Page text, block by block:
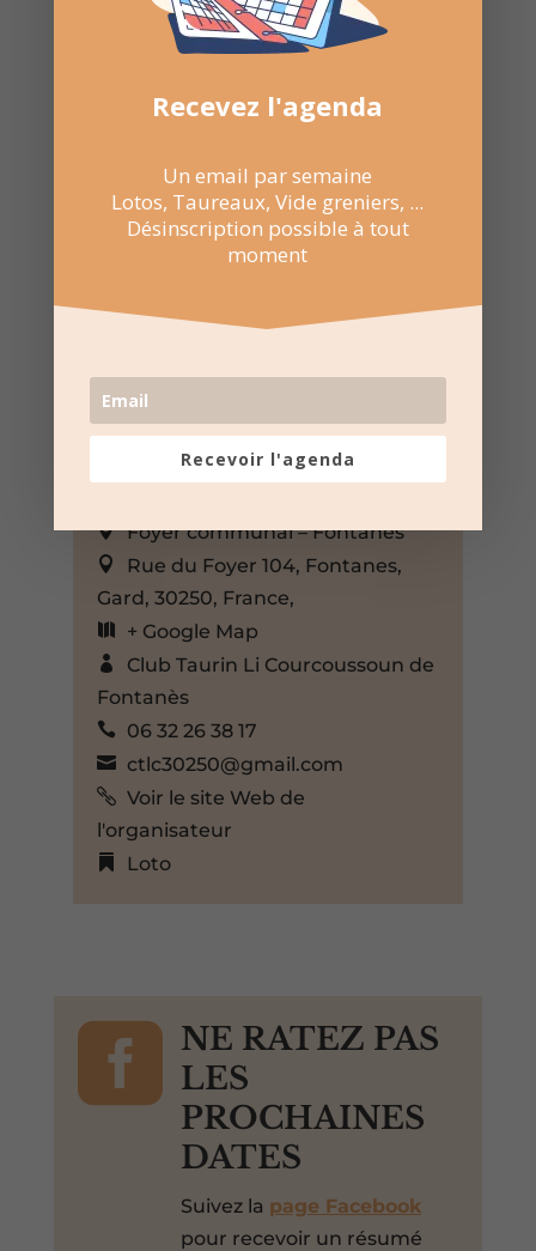
15 Déc 2024
Foyer communal – Fontanès
Rue du Foyer 104, Fontanes,
Gard, 30250, France,
+ Google Map
Club Taurin Li Courcoussoun de
Fontanès
06 32 26 38 17
ctlc30250@gmail.com
Voir le site Web de
l'organisateur
Loto

NE RATEZ PAS
LES
PROCHAINES
DATES
Suivez la page Facebook
pour recevoir un résumé
Recevez l'agenda
Un email par semaine
Lotos, Taureaux, Vide greniers, ...
Désinscription possible à tout
moment
Recevoir l'agenda